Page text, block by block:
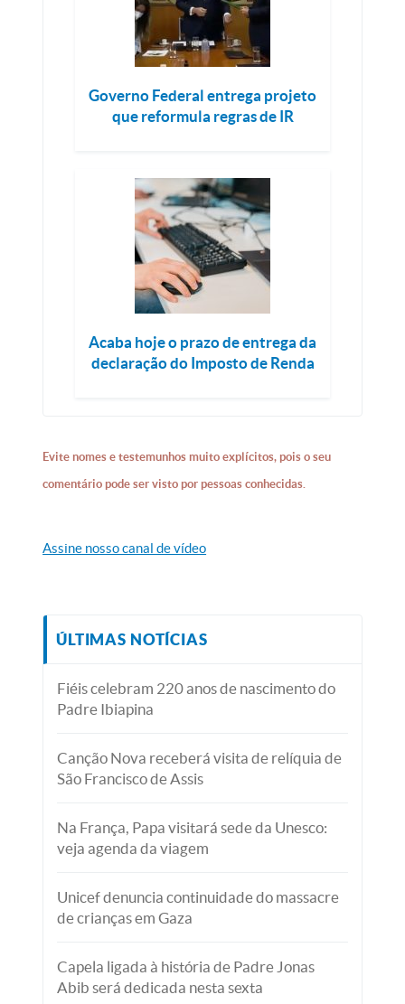
Governo Federal entrega projeto
que reformula regras de IR
Acaba hoje o prazo de entrega da
declaração do Imposto de Renda
Evite nomes e testemunhos muito explícitos, pois o seu
comentário pode ser visto por pessoas conhecidas.
Assine nosso canal de vídeo
ÚLTIMAS NOTÍCIAS
Fiéis celebram 220 anos de nascimento do
Padre Ibiapina
Canção Nova receberá visita de relíquia de
São Francisco de Assis
Na França, Papa visitará sede da Unesco:
veja agenda da viagem
Unicef denuncia continuidade do massacre
de crianças em Gaza
Capela ligada à história de Padre Jonas
Abib será dedicada nesta sexta